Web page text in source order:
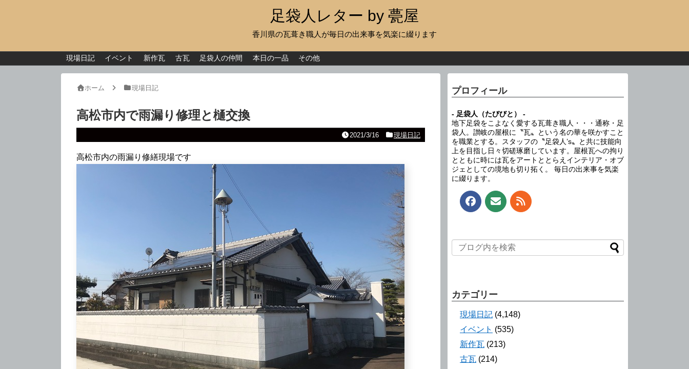
足袋人レター by 甍屋
香川県の瓦葺き職人が毎日の出来事を気楽に綴ります
現場日記 イベント 新作瓦 古瓦 足袋人の仲間 本日の一品 その他
ホーム 現場日記
高松市内で雨漏り修理と樋交換
2021/3/16 現場日記
高松市内の雨漏り修繕現場です
プロフィール
- 足袋人（たびびと） -
地下足袋をこよなく愛する瓦葺き職人・・・通称・足
袋人。讃岐の屋根に〝瓦〟という名の華を咲かすこと
を職業とする。スタッフの〝足袋人’s〟と共に技能向
上を目指し日々切磋琢磨しています。屋根瓦への拘り
とともに時には瓦をアートととらえインテリア・オブ
ジェとしての境地も切り拓く。 毎日の出来事を気楽
に綴ります。
カテゴリー
現場日記 (4,148)
イベント (535)
新作瓦 (213)
古瓦 (214)
現場日記
イベント
足袋人の仲間
本日の一品
その他